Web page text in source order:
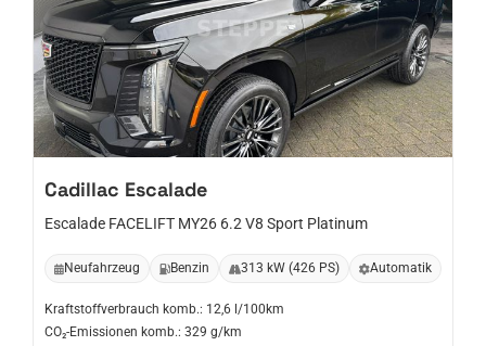
Cadillac Escalade
Escalade FACELIFT MY26 6.2 V8 Sport Platinum
Neufahrzeug Benzin 313 kW (426 PS) Automatik
Kraftstoffverbrauch komb.: 12,6 l/100km
CO₂-Emissionen komb.: 329 g/km